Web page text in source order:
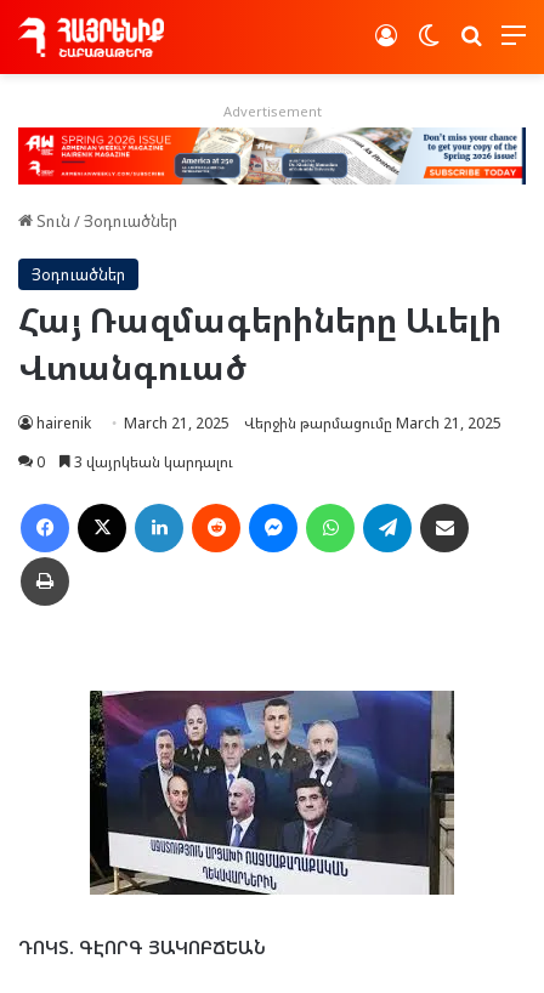
Switch skin
Log In
Advertisement
Տուն /Յօդուածներ
Յօդուածներ
Հայ Ռազմագերիները Աւելի
Վտանգուած
hairenik March 21, 2025
Վերջին թարմացումը March 21, 2025
0
3 վայրկեան կարդալու
Facebook LinkedIn Reddit MessengerWhatsAppTelegram
Տպել
ԴՈԿՏ. ԳԷՈՐԳ ՅԱԿՈԲՃԵԱՆ